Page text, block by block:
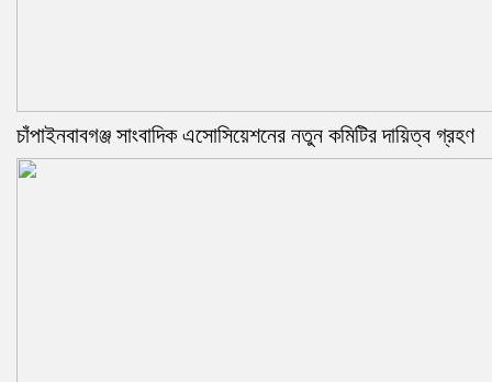
চাঁপাইনবাবগঞ্জ সাংবাদিক এসোসিয়েশনের নতুন কমিটির দায়িত্ব গ্রহণ